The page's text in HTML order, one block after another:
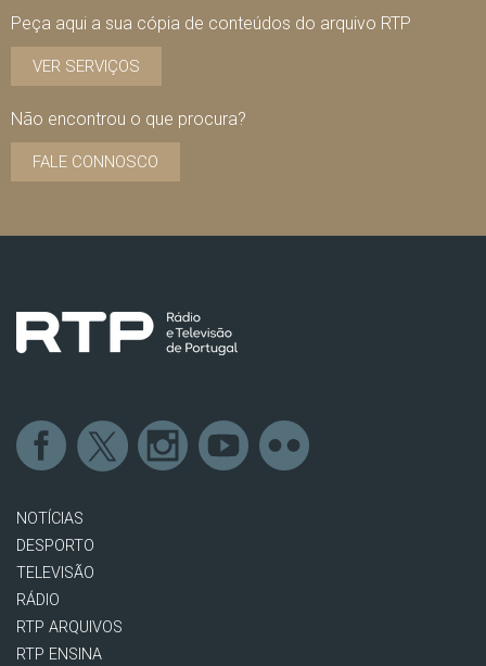
Peça aqui a sua cópia de conteúdos do arquivo RTP
VER SERVIÇOS
Não encontrou o que procura?
FALE CONNOSCO
NOTÍCIAS
DESPORTO
TELEVISÃO
RÁDIO
RTP ARQUIVOS
RTP ENSINA